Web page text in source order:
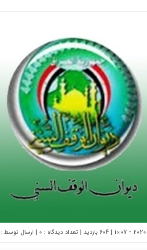
0 | ارسال توسط :